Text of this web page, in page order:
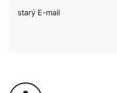
starý E-mail